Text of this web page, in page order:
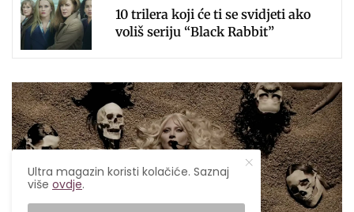
10 trilera koji će ti se svidjeti ako
voliš seriju “Black Rabbit”
Ultra magazin koristi kolačiće. Saznaj
višeovdje.